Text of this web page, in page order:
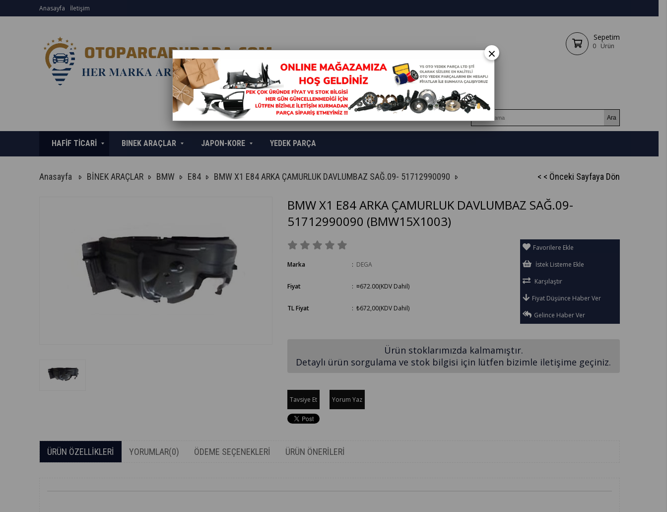
Anasayfa İletişim
Sepetim
0 Ürün
HAFİF TİCARİ BINEK ARAÇLAR JAPON-KORE YEDEK PARÇA
Anasayfa BİNEK ARAÇLAR BMW E84 BMW X1 E84 ARKA ÇAMURLUK DAVLUMBAZ SAĞ.09- 51712990090 < < Önceki Sayfaya Dön
BMW X1 E84 ARKA ÇAMURLUK DAVLUMBAZ SAĞ.09-
51712990090 (BMW15X1003)
Marka : DEGA
Fiyat : ¤672.00(KDV Dahil)
TL Fiyat : ₺672,00(KDV Dahil)
Favorilere Ekle
İstek Listeme Ekle
Karşılaştır
Fiyat Düşünce Haber Ver
Gelince Haber Ver
Ürün stoklarımızda kalmamıştır.
Detaylı ürün sorgulama ve stok bilgisi için lütfen bizimle iletişime geçiniz.
Tavsiye Et Yorum Yaz
ÜRÜN ÖZELLIKLERI YORUMLAR(0) ÖDEME SEÇENEKLERI ÜRÜN ÖNERILERI
×